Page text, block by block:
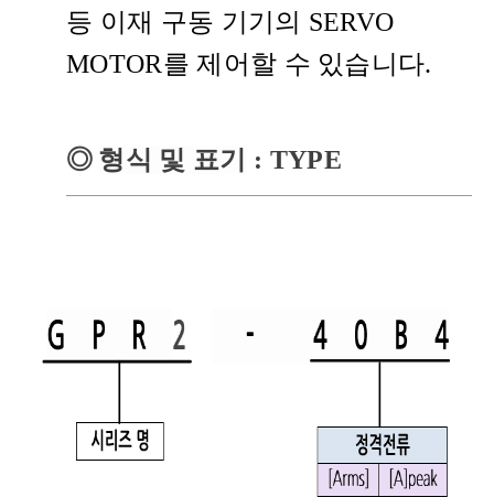
등 이재 구동 기기의 SERVO
MOTOR를 제어할 수 있습니다.
◎ 형식 및 표기 : TYPE